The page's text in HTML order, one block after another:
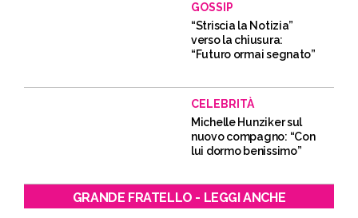
GOSSIP
“Striscia la Notizia”
verso la chiusura:
“Futuro ormai segnato”
CELEBRITÀ
Michelle Hunziker sul
nuovo compagno: “Con
lui dormo benissimo”
GRANDE FRATELLO - LEGGI ANCHE